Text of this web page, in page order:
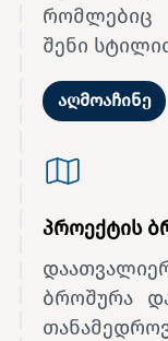
რომლებიც
შენი
აღმოაჩინე
პროექტის
ბროშურა